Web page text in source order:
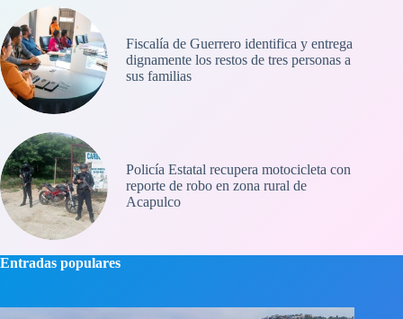
Fiscalía de Guerrero identifica y entrega
dignamente los restos de tres personas a
sus familias
Policía Estatal recupera motocicleta con
reporte de robo en zona rural de
Acapulco
Entradas populares